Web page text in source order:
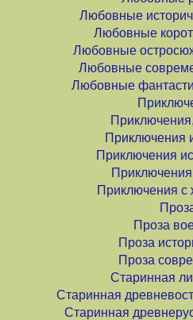
Любовные
Любовные
Любовные
Любовные
Любовные
Приключения
Приключения
Приключения с
Проза
Проза
Проза
Старинная
Старинная
Старинная